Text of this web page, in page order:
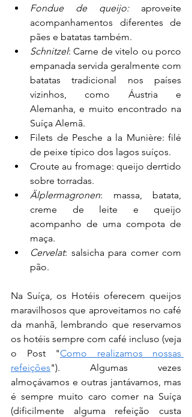
Fondue de queijo: aproveite
acompanhamentos diferentes de
pães e batatas também.
Schnitzel: Carne de vitelo ou porco
empanada servida geralmente com
batatas tradicional nos países
vizinhos, como Áustria e
Alemanha, e muito encontrado na
Suíça Alemã.
Filets de Pesche a la Munière: filé
de peixe típico dos lagos suíços.
Croute au fromage: queijo derrtido
sobre torradas.
Älplermagronen: massa, batata,
creme de leite e queijo
acompanho de uma compota de
maça.
Cervelat: salsicha para comer com
pão.
Na Suíça, os Hotéis oferecem queijos
maravilhosos que aproveitamos no café
da manhã, lembrando que reservamos
os hotéis sempre com café incluso (veja
o Post "Como realizamos nossas
refeições"). Algumas vezes
almoçávamos e outras jantávamos, mas
é sempre muito caro comer na Suíça
(dificilmente alguma refeição custa